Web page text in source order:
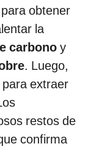
obtener
la
carbono y
. Luego,
extraer
restos de
confirma